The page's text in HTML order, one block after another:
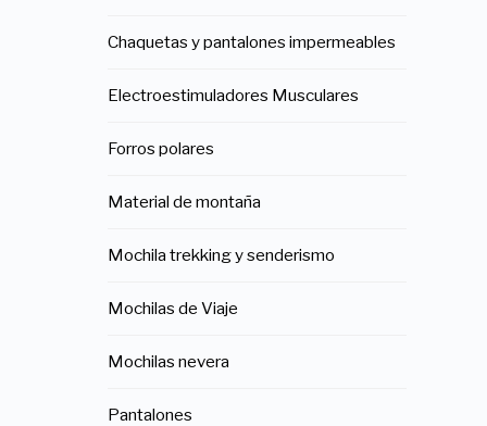
Chaquetas y pantalones impermeables
Electroestimuladores Musculares
Forros polares
Material de montaña
Mochila trekking y senderismo
Mochilas de Viaje
Mochilas nevera
Pantalones